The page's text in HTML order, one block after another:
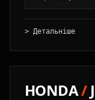
> Детальніше
HONDA/